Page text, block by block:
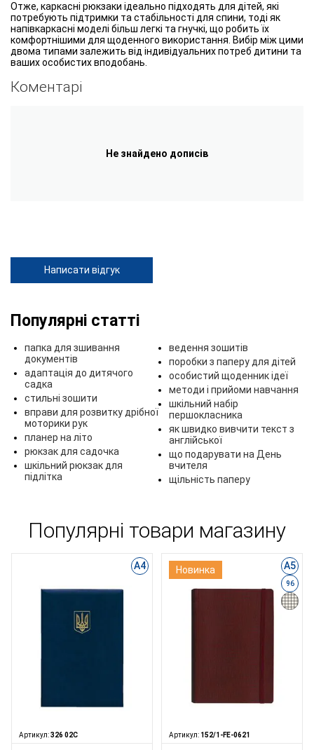
Отже, каркасні рюкзаки ідеально підходять для дітей, які
потребують підтримки та стабільності для спини, тоді як
напівкаркасні моделі більш легкі та гнучкі, що робить їх
комфортнішими для щоденного використання. Вибір між цими
двома типами залежить від індивідуальних потреб дитини та
ваших особистих вподобань.
Коментарі
Не знайдено дописів
Написати відгук
Популярні статті
папка для зшивання
документів
адаптація до дитячого
садка
стильні зошити
вправи для розвитку дрібної
моторики рук
планер на літо
рюкзак для садочка
шкільний рюкзак для
підлітка
ведення зошитів
поробки з паперу для дітей
особистий щоденник ідеї
методи і прийоми навчання
шкільний набір
першокласника
як швидко вивчити текст з
англійської
що подарувати на День
вчителя
щільність паперу
Популярні товари магазину
А4
Артикул:326 02С
Новинка А5
96
Артикул: 152/1-FE-0621